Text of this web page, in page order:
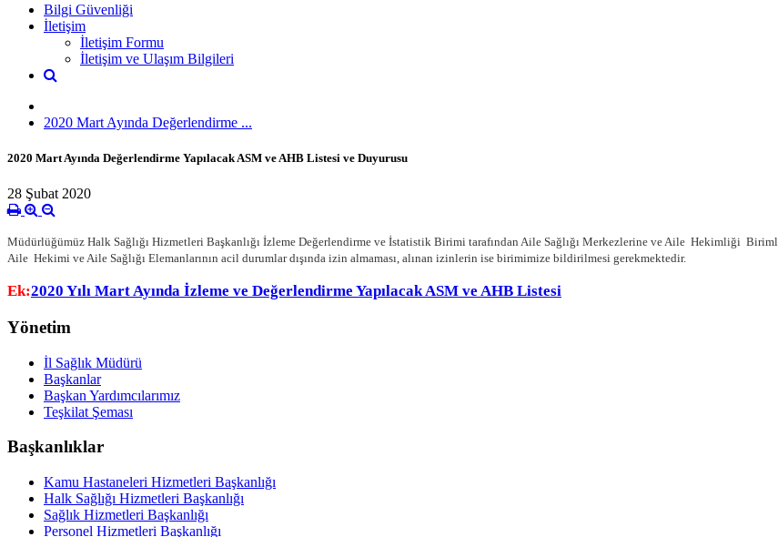
Bilgi Güvenliği
İletişim
İletişim Formu
İletişim ve Ulaşım Bilgileri
2020 Mart Ayında Değerlendirme ...
2020 Mart Ayında Değerlendirme Yapılacak ASM ve AHB Listesi ve Duyurusu
28 Şubat 2020
Müdürlüğümüz Halk Sağlığı Hizmetleri Başkanlığı İzleme Değerlendirme ve İstatistik Birimi tarafından Aile Sağlığı Merkezlerine ve Aile Hekimliği
Aile Hekimi ve Aile Sağlığı Elemanlarının acil durumlar dışında izin almaması, alınan izinlerin ise birimimize bildirilmesi gerekmektedir.
Ek:2020 Yılı Mart Ayında İzleme ve Değerlendirme Yapılacak ASM ve AHB Listesi
Yönetim
İl Sağlık Müdürü
Başkanlar
Başkan Yardımcılarımız
Teşkilat Şeması
Başkanlıklar
Kamu Hastaneleri Hizmetleri Başkanlığı
Halk Sağlığı Hizmetleri Başkanlığı
Sağlık Hizmetleri Başkanlığı
Personel Hizmetleri Başkanlığı